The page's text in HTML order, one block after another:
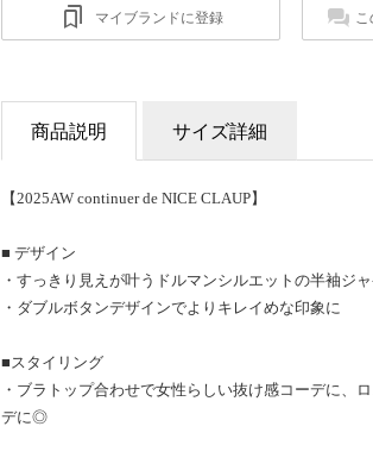
マイブランドに登録
商品説明 サイズ詳細
【2025AW continuer de NICE CLAUP】
■ デザイン
・すっきり見えが叶うドルマンシルエットの半袖ジャ
・ダブルボタンデザインでよりキレイめな印象に
■スタイリング
・ブラトップ合わせで女性らしい抜け感コーデに、
デに◎